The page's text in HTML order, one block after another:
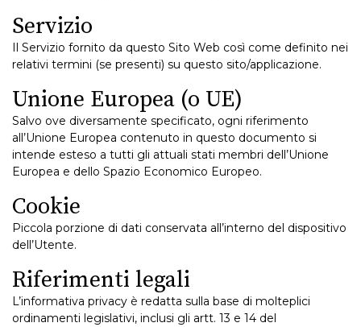
Servizio
Il Servizio fornito da questo Sito Web così come definito nei
relativi termini (se presenti) su questo sito/applicazione.
Unione Europea (o UE)
Salvo ove diversamente specificato, ogni riferimento
all’Unione Europea contenuto in questo documento si
intende esteso a tutti gli attuali stati membri dell’Unione
Europea e dello Spazio Economico Europeo.
Cookie
Piccola porzione di dati conservata all’interno del dispositivo
dell’Utente.
Riferimenti legali
L’informativa privacy è redatta sulla base di molteplici
ordinamenti legislativi, inclusi gli artt. 13 e 14 del